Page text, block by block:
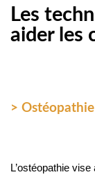
Les
aider les
>
L’ostéopathie